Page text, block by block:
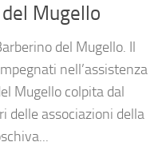
Mugello
del Mugello. Il
nell’assistenza
Mugello colpita dal
delle associazioni della